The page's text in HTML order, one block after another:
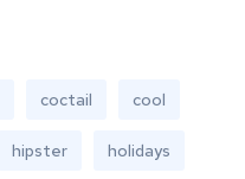
coctail cool
hipster holidays